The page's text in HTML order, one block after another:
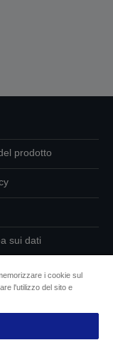
prodotto
sui dati
dati
i cookie sul
l'utilizzo del sito e